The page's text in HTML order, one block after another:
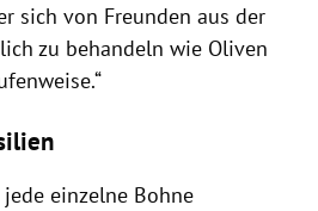
sich von Freunden aus der
zu behandeln wie Oliven
einzelne Bohne